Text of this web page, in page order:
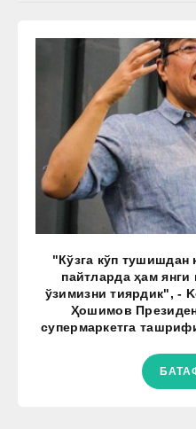
"Кўзга кўп тушишдан
пайтларда ҳам
ўзимизни тиярдик", -
Ҳошимов
супермаркетга